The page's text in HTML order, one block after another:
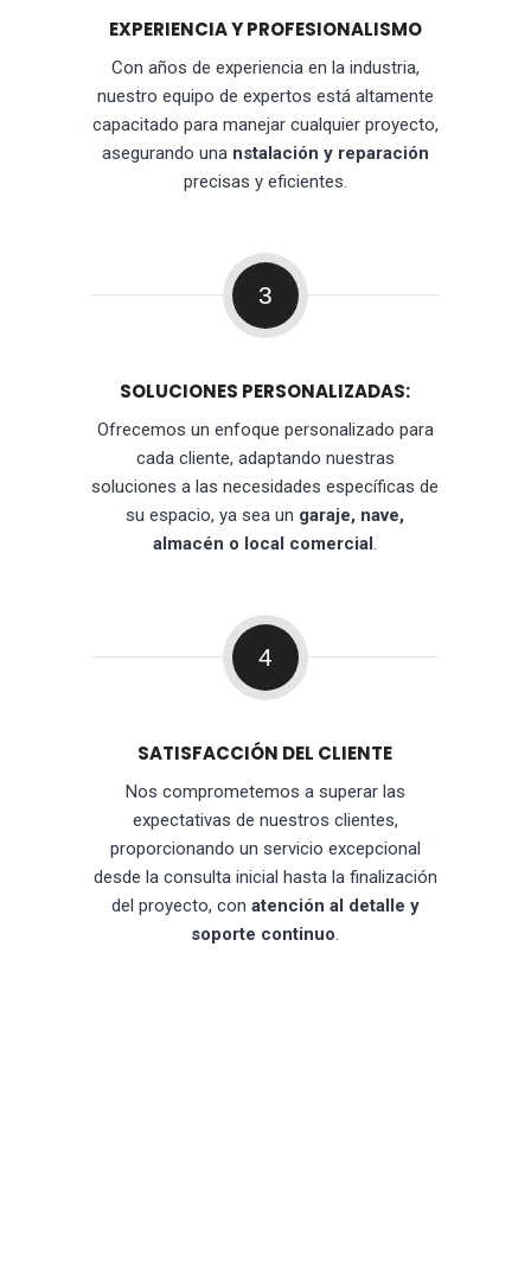
EXPERIENCIA Y PROFESIONALISMO
Con años de experiencia en la industria,
nuestro equipo de expertos está altamente
capacitado para manejar cualquier proyecto,
asegurando una nstalación y reparación
precisas y eficientes.
3
SOLUCIONES PERSONALIZADAS:
Ofrecemos un enfoque personalizado para
cada cliente, adaptando nuestras
soluciones a las necesidades específicas de
su espacio, ya sea un garaje, nave,
almacén o local comercial.
4
SATISFACCIÓN DEL CLIENTE
Nos comprometemos a superar las
expectativas de nuestros clientes,
proporcionando un servicio excepcional
desde la consulta inicial hasta la finalización
del proyecto, con atención al detalle y
soporte continuo.